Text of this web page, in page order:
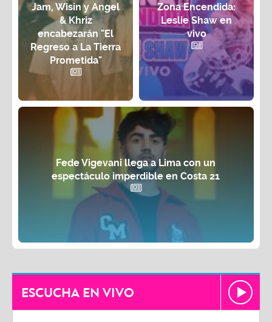
Jam, Wisin y Angel
& Khriz
encabezarán "El
Regreso a La Tierra
Prometida"
Zona Encendida:
Leslie Shaw en
vivo
Fede Vigevani llega a Lima con un
espectáculo imperdible en Costa 21
ESCUCHA EN VIVO